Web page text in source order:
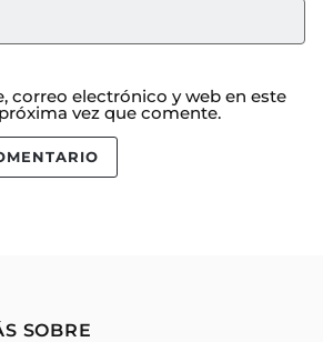
correo electrónico y web en este
vez que comente.
SOBRE